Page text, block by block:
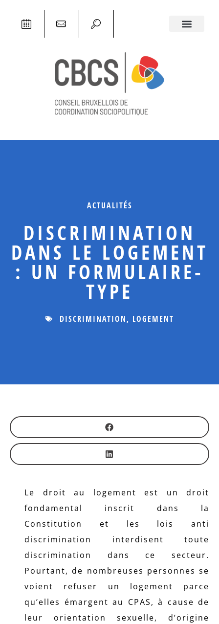
ACTUALITÉS
DISCRIMINATION
DANS LE LOGEMENT
: UN FORMULAIRE-
TYPE
DISCRIMINATION, LOGEMENT
Le droit au logement est un droit
fondamental inscrit dans la
Constitution et les lois anti
discrimination interdisent toute
discrimination dans ce secteur.
Pourtant, de nombreuses personnes se
voient refuser un logement parce
qu’elles émargent au CPAS, à cause de
leur orientation sexuelle, d’origine